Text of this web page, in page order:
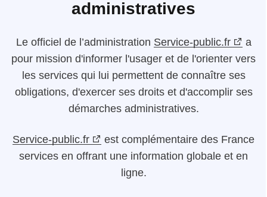
administratives
Le officiel de l’administration Service-public.fr
a
pour mission d'informer l'usager et de l'orienter vers
les services qui lui permettent de connaître ses
obligations, d'exercer ses droits et d'accomplir ses
démarches administratives.
Service-public.fr
est complémentaire des France
services en offrant une information globale et en
ligne.